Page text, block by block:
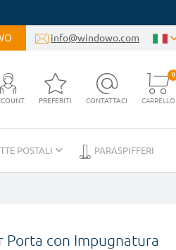
info@windowo.com
PREFERITI CONTATTACI CARRELLO
0
POSTALI PARASPIFFERI
Porta con Impugnatura